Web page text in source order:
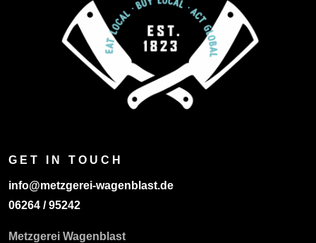
GET IN TOUCH
info@metzgerei-wagenblast.de
06264 / 95242
Metzgerei Wagenblast